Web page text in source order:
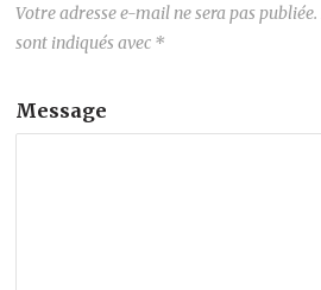
Votre adresse e-mail ne sera pas publiée.
sont indiqués avec *
Message